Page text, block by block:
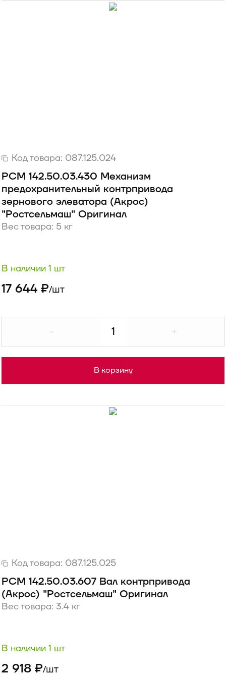
Код товара: 087.125.024
РСМ 142.50.03.430 Механизм
предохранительный контрпривода
зернового элеватора (Акрос)
"Ростсельмаш" Оригинал
Вес товара: 5 кг
В наличии 1 шт
17 644 ₽/шт
В корзину
Код товара: 087.125.025
РСМ 142.50.03.607 Вал контрпривода
(Акрос) "Ростсельмаш" Оригинал
Вес товара: 3.4 кг
В наличии 1 шт
2 918 ₽/шт